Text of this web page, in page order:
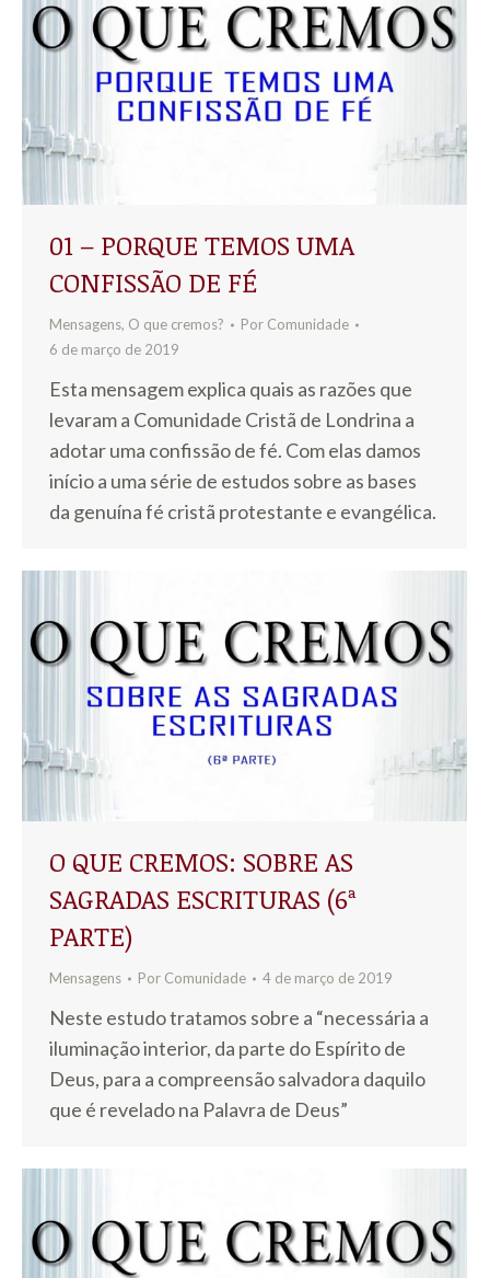
01 – PORQUE TEMOS UMA
CONFISSÃO DE FÉ
Mensagens, O que cremos? Por Comunidade
6 de março de 2019
Esta mensagem explica quais as razões que
levaram a Comunidade Cristã de Londrina a
adotar uma confissão de fé. Com elas damos
início a uma série de estudos sobre as bases
da genuína fé cristã protestante e evangélica.
O QUE CREMOS: SOBRE AS
SAGRADAS ESCRITURAS (6ª
PARTE)
Mensagens Por Comunidade 4 de março de 2019
Neste estudo tratamos sobre a “necessária a
iluminação interior, da parte do Espírito de
Deus, para a compreensão salvadora daquilo
que é revelado na Palavra de Deus”